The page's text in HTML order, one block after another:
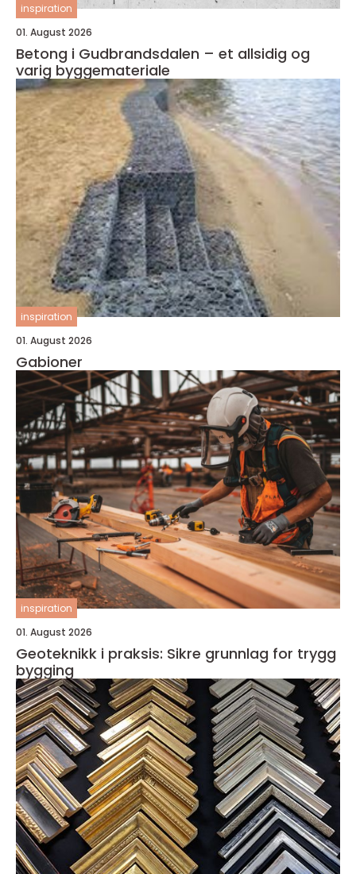
inspiration
01. August 2026
Betong i Gudbrandsdalen – et allsidig og
varig byggemateriale
inspiration
01. August 2026
Gabioner
inspiration
01. August 2026
Geoteknikk i praksis: Sikre grunnlag for trygg
bygging